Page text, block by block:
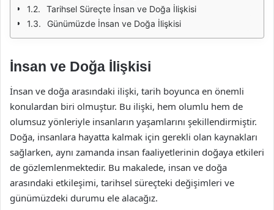
Tarihsel Süreçte İnsan ve Doğa İlişkisi
Günümüzde İnsan ve Doğa İlişkisi
İnsan ve Doğa İlişkisi
İnsan ve doğa arasındaki ilişki, tarih boyunca en önemli
konulardan biri olmuştur. Bu ilişki, hem olumlu hem de
olumsuz yönleriyle insanların yaşamlarını şekillendirmiştir.
Doğa, insanlara hayatta kalmak için gerekli olan kaynakları
sağlarken, aynı zamanda insan faaliyetlerinin doğaya etkileri
de gözlemlenmektedir. Bu makalede, insan ve doğa
arasındaki etkileşimi, tarihsel süreçteki değişimleri ve
günümüzdeki durumu ele alacağız.